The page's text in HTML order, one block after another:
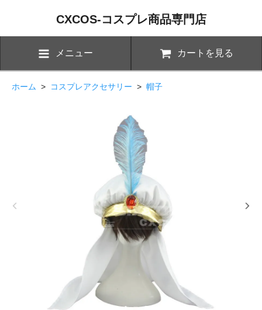
CXCOS-コスプレ商品専門店
メニュー カートを見る
ホーム > コスプレアクセサリー > 帽子